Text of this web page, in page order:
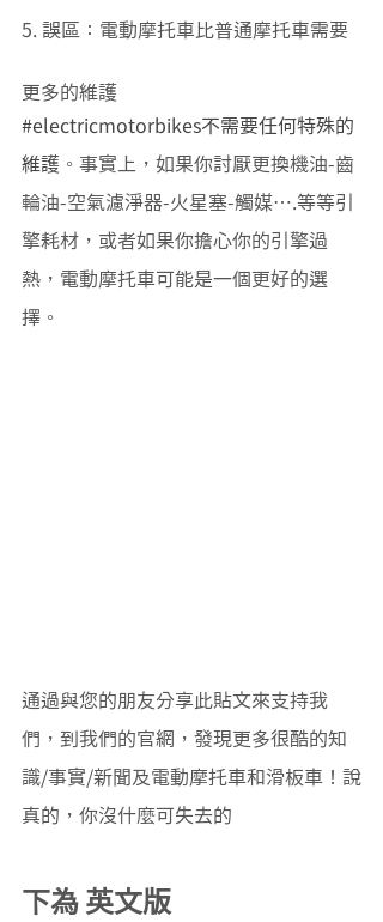
5. 誤區：電動摩托車比普通摩托車需要
更多的維護
#electricmotorbikes不需要任何特殊的
維護 。事實上，如果你討厭更換機油-齒
輪油-空氣濾淨器-火星塞-觸媒….等等引
擎耗材，或者如果你擔心你的引擎過
熱，電動摩托車可能是一個更好的選
擇。
通過與您的朋友分享此貼文來支持我
們，到我們的官網，發現更多很酷的知
識/事實/新聞及電動摩托車和滑板車！說
真的，你沒什麼可失去的
下為 英文版